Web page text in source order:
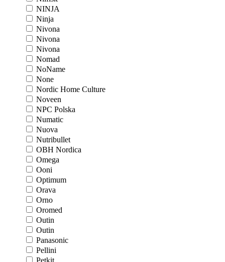
NINJA
Ninja
Nivona
Nivona
Nivona
Nomad
NoName
None
Nordic Home Culture
Noveen
NPC Polska
Numatic
Nuova
Nutribullet
OBH Nordica
Omega
Ooni
Optimum
Orava
Orno
Oromed
Outin
Outin
Panasonic
Pellini
Petkit